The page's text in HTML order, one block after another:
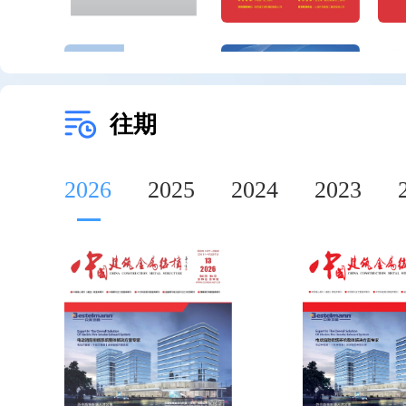
往期
2026 2025 2024 2023